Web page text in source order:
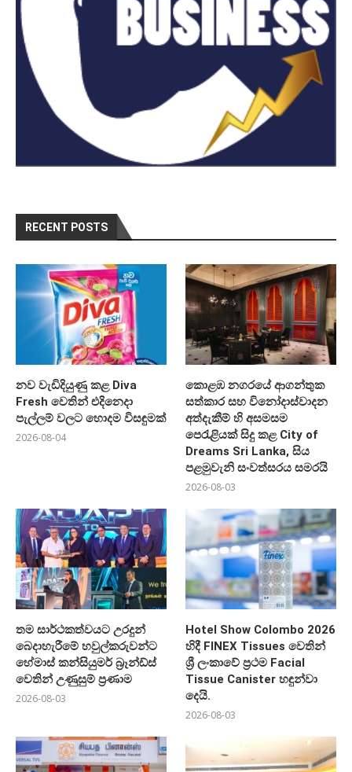
RECENT POSTS
නව වැඩිදියුණු කළ Diva
Fresh වෙතින් එදිනෙදා
පැල්ලම් වලට හොදම විසඳුමක්
2026-08-04
කොළඹ නගරයේ ආගන්තුක
සත්කාර සහ විනෝදාස්වාදන
අත්දැකීම් හි අසමසම
පෙරැළියක් සිදු කළ City of
Dreams Sri Lanka, සිය
පළමුවැනි සංවත්සරය සමරයි
2026-08-03
තම සාර්ථකත්වයට උරදුන්
බෙදාහැරීමේ හවුල්කරුවන්ට
හේමාස් කන්සියුමර් බ්‍රෑන්ඩ්ස්
වෙතින් උණුසුම් ප්‍රණාම
2026-08-03
Hotel Show Colombo 2026
හිදී FINEX Tissues වෙතින්
ශ්‍රී ලංකාවේ ප්‍රථම Facial
Tissue Canister හඳුන්වා
දෙයි.
2026-08-03